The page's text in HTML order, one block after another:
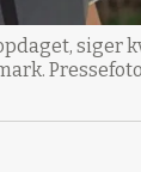
siger
Pressefoto